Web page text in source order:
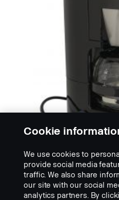
KÁVOVARY
Kávovar Dometic
Cookie
We use cookies to
provide social media
traffic. We also share
our site with our social
analytics partners. By